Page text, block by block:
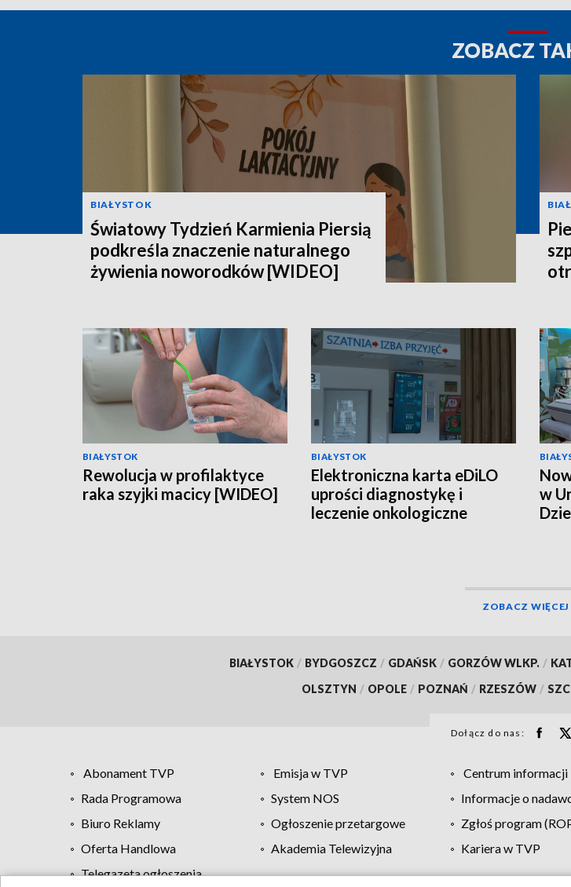
ZOBACZ
BIAŁYSTOK
Światowy Tydzień Karmienia Piersią
podkreśla znaczenie naturalnego
żywienia noworodków [WIDEO]
BIAŁYSTOK
Rewolucja w profilaktyce
raka szyjki macicy [WIDEO]
BIAŁYSTOK
Elektroniczna karta eDiLO
uprości diagnostykę i
leczenie onkologiczne
w
ZOBACZ WIĘCEJ
BIAŁYSTOK / BYDGOSZCZ / GDAŃSK / GORZÓW WLKP. /
OLSZTYN / OPOLE / POZNAŃ / RZESZÓW /
Dołącz do nas:
Abonament TVP Emisja w TVP Centrum informacji
Rada Programowa
System NOS Informacje o
Biuro Reklamy
Ogłoszenie przetargowe Zgłoś program
Oferta Handlowa
Akademia Telewizyjna Kariera w TVP
Telegazeta ogłoszenia